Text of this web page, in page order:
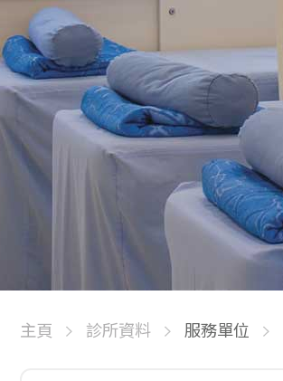
主頁 診所資料 服務單位